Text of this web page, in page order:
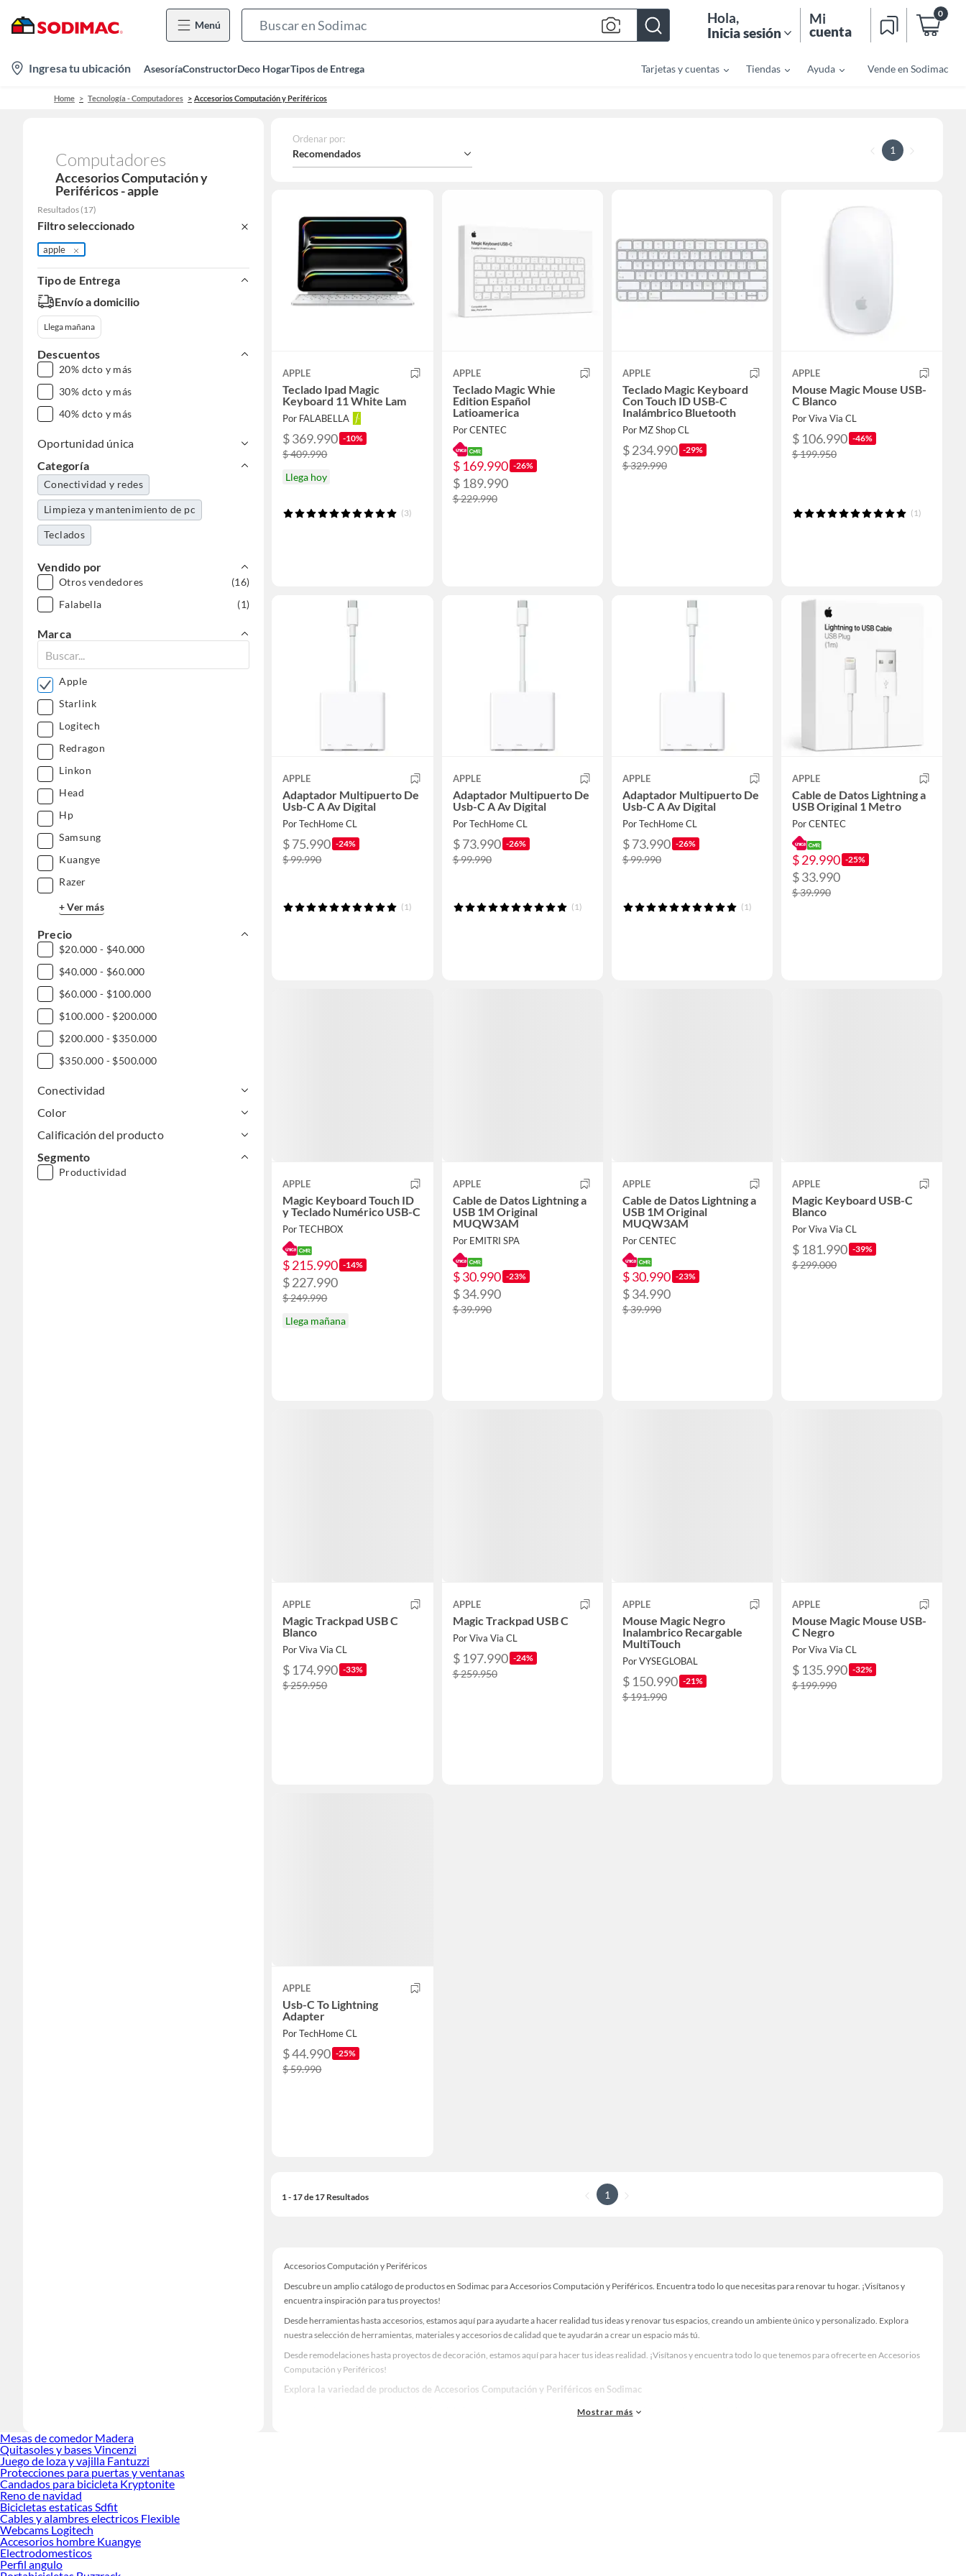
Menú
Bar
Hola,
Inicia sesión
Mi
cuenta
0
location-
icon
Ingresa tu ubicación AsesoríaConstructorDeco HogarTipos de Entrega Tarjetas y cuentas Tiendas Ayuda Vende en Sodimac
Home Tecnología - Computadores Accesorios Computación y Periféricos
Computadores
Accesorios Computación y
Periféricos - apple
Resultados (17)
Filtro seleccionado
apple
Tipo de Entrega
Envío a domicilio
Llega mañana
Descuentos
20% dcto y más
30% dcto y más
40% dcto y más
Oportunidad única
Categoría
Conectividad y redes
Limpieza y mantenimiento de pc
Teclados
Vendido por
Otros vendedores
(16)
Falabella
(1)
Marca
Apple
Starlink
Logitech
Redragon
Linkon
Head
Hp
Samsung
Kuangye
Razer
+ Ver más
Precio
$20.000 - $40.000
$40.000 - $60.000
$60.000 - $100.000
$100.000 - $200.000
$200.000 - $350.000
$350.000 - $500.000
Conectividad
Color
Calificación del producto
Segmento
Productividad
Ordenar por:
Recomendados 1
APPLE
Teclado Ipad Magic
Keyboard 11 White Lam
Por FALABELLA
$ 369.990 -10%
$ 409.990
Llega hoy
(3)
APPLE
Teclado Magic Whie
Edition Español
Latioamerica
Por CENTEC
$ 169.990 -26%
$ 189.990
$ 229.990
APPLE
Teclado Magic Keyboard
Con Touch ID USB-C
Inalámbrico Bluetooth
Por MZ Shop CL
$ 234.990 -29%
$ 329.990
APPLE
Mouse Magic Mouse USB-
C Blanco
Por Viva Via CL
$ 106.990 -46%
$ 199.950
(1)
APPLE
Adaptador Multipuerto De
Usb-C A Av Digital
Por TechHome CL
$ 75.990 -24%
$ 99.990
(1)
APPLE
Adaptador Multipuerto De
Usb-C A Av Digital
Por TechHome CL
$ 73.990 -26%
$ 99.990
(1)
APPLE
Adaptador Multipuerto De
Usb-C A Av Digital
Por TechHome CL
$ 73.990 -26%
$ 99.990
(1)
APPLE
Cable de Datos Lightning a
USB Original 1 Metro
Por CENTEC
$ 29.990 -25%
$ 33.990
$ 39.990
APPLE
Magic Keyboard Touch ID
y Teclado Numérico USB-C
Por TECHBOX
$ 215.990 -14%
$ 227.990
$ 249.990
Llega mañana
APPLE
Cable de Datos Lightning a
USB 1M Original
MUQW3AM
Por EMITRI SPA
$ 30.990 -23%
$ 34.990
$ 39.990
APPLE
Cable de Datos Lightning a
USB 1M Original
MUQW3AM
Por CENTEC
$ 30.990 -23%
$ 34.990
$ 39.990
APPLE
Magic Keyboard USB-C
Blanco
Por Viva Via CL
$ 181.990 -39%
$ 299.000
APPLE
Magic Trackpad USB C
Blanco
Por Viva Via CL
$ 174.990 -33%
$ 259.950
APPLE
Magic Trackpad USB C
Por Viva Via CL
$ 197.990 -24%
$ 259.950
APPLE
Mouse Magic Negro
Inalambrico Recargable
MultiTouch
Por VYSEGLOBAL
$ 150.990 -21%
$ 191.990
APPLE
Mouse Magic Mouse USB-
C Negro
Por Viva Via CL
$ 135.990 -32%
$ 199.990
APPLE
Usb-C To Lightning
Adapter
Por TechHome CL
$ 44.990 -25%
$ 59.990
1 - 17 de 17 Resultados 1
Accesorios Computación y Periféricos
Descubre un amplio catálogo de productos en Sodimac para Accesorios Computación y Periféricos. Encuentra todo lo que necesitas para renovar tu hogar. ¡Visítanos y
encuentra inspiración para tus proyectos!
Desde herramientas hasta accesorios, estamos aquí para ayudarte a hacer realidad tus ideas y renovar tus espacios, creando un ambiente único y personalizado. Explora
nuestra selección de herramientas, materiales y accesorios de calidad que te ayudarán a crear un espacio más tú.
Desde remodelaciones hasta proyectos de decoración, estamos aquí para hacer tus ideas realidad. ¡Visítanos y encuentra todo lo que tenemos para ofrecerte en Accesorios
Computación y Periféricos!
Explora la variedad de productos de Accesorios Computación y Periféricos en Sodimac
Herramientas, materiales y accesorios de calidad para tus proyectos y renovación de espacios. ¡Visítanos y descubre todo lo que tenemos para ofrecerte!
Mostrar más
Mesas de comedor Madera
Quitasoles y bases Vincenzi
Juego de loza y vajilla Fantuzzi
Protecciones para puertas y ventanas
Candados para bicicleta Kryptonite
Reno de navidad
Bicicletas estaticas Sdfit
Cables y alambres electricos Flexible
Webcams Logitech
Accesorios hombre Kuangye
Electrodomesticos
Perfil angulo